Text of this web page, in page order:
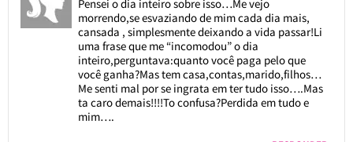
Pensei o dia inteiro sobre isso…Me vejo
morrendo,se esvaziando de mim cada dia mais,
cansada , simplesmente deixando a vida passar!Li
uma frase que me “incomodou” o dia
inteiro,perguntava:quanto você paga pelo que
você ganha?Mas tem casa,contas,marido,filhos…
Me senti mal por se ingrata em ter tudo isso….Mas
ta caro demais!!!!To confusa?Perdida em tudo e
mim….